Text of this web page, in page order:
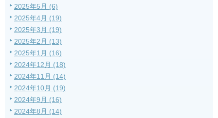
2025年5月 (6)
2025年4月 (19)
2025年3月 (19)
2025年2月 (13)
2025年1月 (16)
2024年12月 (18)
2024年11月 (14)
2024年10月 (19)
2024年9月 (16)
2024年8月 (14)